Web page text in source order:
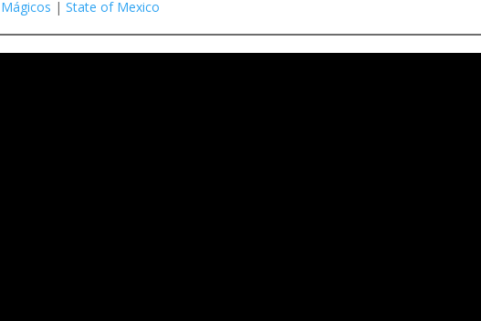
|State of Mexico